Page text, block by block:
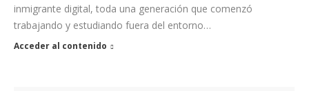
inmigrante digital, toda una generación que comenzó
trabajando y estudiando fuera del entorno…
Acceder al contenido